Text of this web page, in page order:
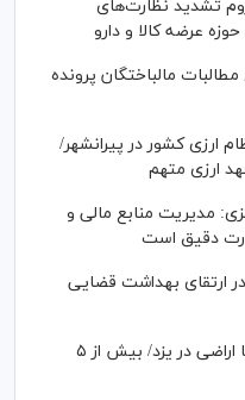
تشدید نظارت‌های
عرضه کالا و دارو
درصد از کل مطالبات مالباختگان پرونده
ارزی کشور در پیرانشهر/
مدیریت منابع مالی و
دقیق است
ارتقای بهداشت قضایی
کاهش ۱۰ درصدی جرائم مرتبط با اراضی در یزد/ بیش از ۵